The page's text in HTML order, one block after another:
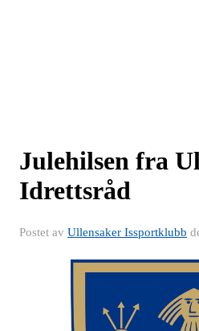
Julehilsen fra
Idrettsråd
Postet av Ullensaker Issportklubb